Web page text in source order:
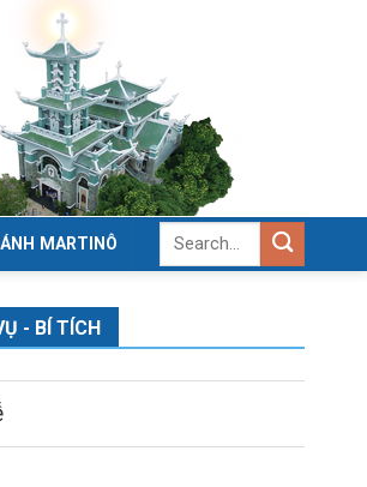
MARTINÔ
- BÍ TÍCH